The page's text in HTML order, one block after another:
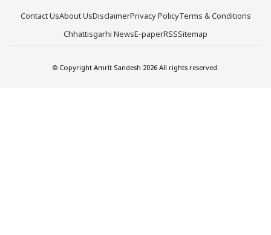
Contact UsAbout UsDisclaimerPrivacy PolicyTerms & Conditions
Chhattisgarhi NewsE-paperRSSSitemap
© Copyright Amrit Sandesh 2026 All rights reserved.